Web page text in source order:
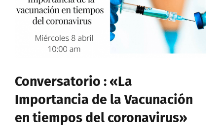
más
grande
Conversatorio : «La
Importancia de la Vacunación
en tiempos del coronavirus»